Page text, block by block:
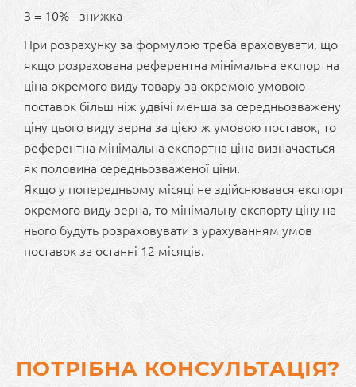
З = 10% - знижка
При розрахунку за формулою треба враховувати, що
якщо розрахована референтна мінімальна експортна
ціна окремого виду товару за окремою умовою
поставок більш ніж удвічі менша за середньозважену
ціну цього виду зерна за цією ж умовою поставок, то
референтна мінімальна експортна ціна визначається
як половина середньозваженої ціни.
Якщо у попередньому місяці не здійснювався експорт
окремого виду зерна, то мінімальну експорту ціну на
нього будуть розраховувати з урахуванням умов
поставок за останні 12 місяців.
ПОТРІБНА КОНСУЛЬТАЦІЯ?